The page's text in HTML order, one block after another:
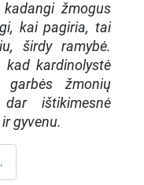
žmogus
kai pagiria, tai
širdy ramybė.
kad kardinolystė
žmonių
ištikimesnė
gyvenu.